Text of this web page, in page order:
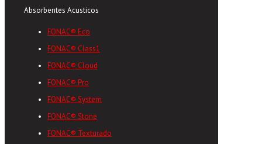
Absorbentes Acusticos
FONAC® Eco
FONAC® Class1
FONAC® Cloud
FONAC® Pro
FONAC® System
FONAC® Stone
FONAC® Texturado